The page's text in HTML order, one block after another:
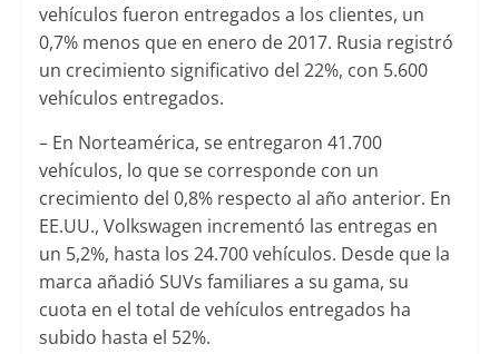
vehículos fueron entregados a los clientes, un
0,7% menos que en enero de 2017. Rusia registró
un crecimiento significativo del 22%, con 5.600
vehículos entregados.
– En Norteamérica, se entregaron 41.700
vehículos, lo que se corresponde con un
crecimiento del 0,8% respecto al año anterior. En
EE.UU., Volkswagen incrementó las entregas en
un 5,2%, hasta los 24.700 vehículos. Desde que la
marca añadió SUVs familiares a su gama, su
cuota en el total de vehículos entregados ha
subido hasta el 52%.